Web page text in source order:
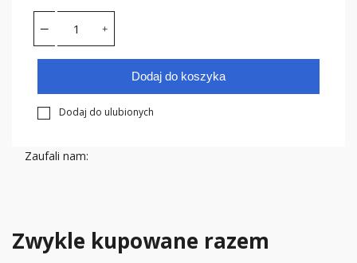
Dodaj do koszyka
Dodaj do ulubionych
Zaufali nam:
Zwykle kupowane razem